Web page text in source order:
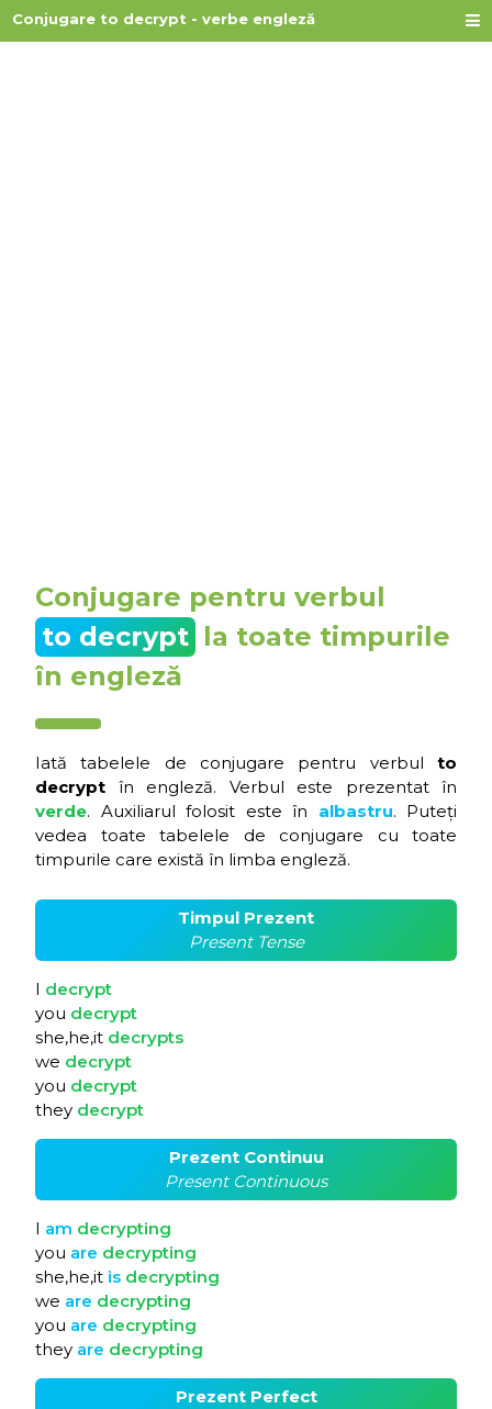
Conjugare to decrypt - verbe engleză
Conjugare pentru verbul
to decrypt la toate timpurile
în engleză
Iată tabelele de conjugare pentru verbul to
decrypt în engleză. Verbul este prezentat în
verde. Auxiliarul folosit este în albastru. Puteți
vedea toate tabelele de conjugare cu toate
timpurile care există în limba engleză.
Timpul Prezent
Present Tense
I decrypt
you decrypt
she,he,it decrypts
we decrypt
you decrypt
they decrypt
Prezent Continuu
Present Continuous
I am decrypting
you are decrypting
she,he,it is decrypting
we are decrypting
you are decrypting
they are decrypting
Prezent Perfect